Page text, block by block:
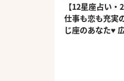
【12星座占い
仕事も恋も充実
じ座のあなた♥